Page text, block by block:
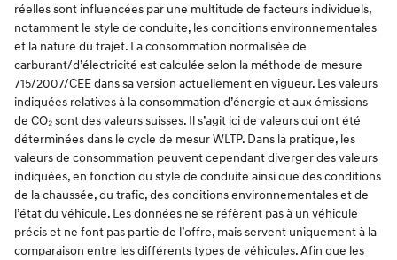
réelles sont influencées par une multitude de facteurs individuels,
notamment le style de conduite, les conditions environnementales
et la nature du trajet. La consommation normalisée de
carburant/d’électricité est calculée selon la méthode de mesure
715/2007/CEE dans sa version actuellement en vigueur. Les valeurs
indiquées relatives à la consommation d’énergie et aux émissions
de CO₂ sont des valeurs suisses. Il s’agit ici de valeurs qui ont été
déterminées dans le cycle de mesur WLTP. Dans la pratique, les
valeurs de consommation peuvent cependant diverger des valeurs
indiquées, en fonction du style de conduite ainsi que des conditions
de la chaussée, du trafic, des conditions environnementales et de
l’état du véhicule. Les données ne se réfèrent pas à un véhicule
précis et ne font pas partie de l’offre, mais servent uniquement à la
comparaison entre les différents types de véhicules. Afin que les